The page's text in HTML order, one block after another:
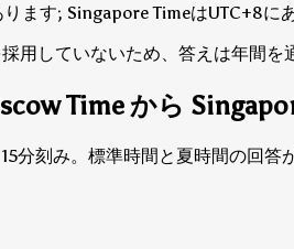
ます; Singapore TimeはUTC+8に
用していないため、答えは年間を
Time から
分刻み。標準時間と夏時間の回答